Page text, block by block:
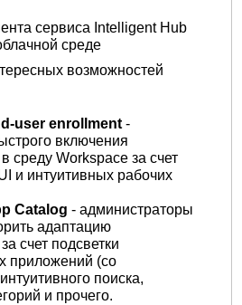
сервиса Intelligent Hub
среде
возможностей
user enrollment -
включения
среду Workspace за счет
и интуитивных рабочих
Catalog - администраторы
адаптацию
счет подсветки
приложений (со
поиска,
и прочего.